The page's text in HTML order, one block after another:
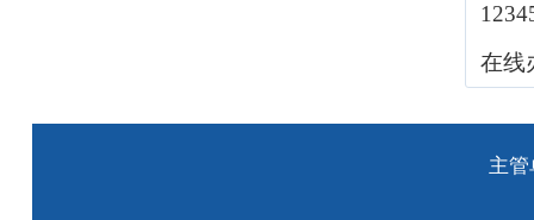
在线
主